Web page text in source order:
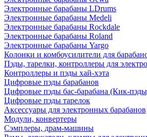
Электронные барабаны LDrums
Электронные барабаны Medeli
Электронные барабаны Rockdale
Электронные барабаны Roland
Электронные барабаны Yargo
Колонки и комбоусилители для
Пэды, тарелки, контроллеры для
Контроллеры и пэды хай-хэта
Цифровые пэды барабанов
Цифровые пэды бас-барабана (Кик-
Цифровые пэды тарелок
Аксессуары для электронных барабанов
Модули, конвертеры
Сэмплеры, драм-машины